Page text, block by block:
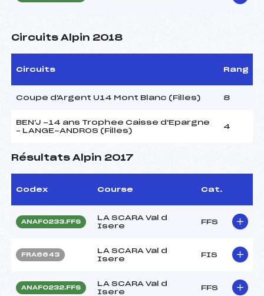
Circuits Alpin 2018
Circuits Rang
Coupe d'Argent U14 Mont Blanc (Filles) 8
BEN'J -14 ans Trophee Caisse d'Epargne
– LANGE-ANDROS (Filles)
4
Résultats Alpin 2017
Codex Course Cat.
ANAF0233.FFS
LA SCARA Val d
Isere
FFS
FRA6643
LA SCARA Val d
Isere
FIS
ANAF0232.FFS
LA SCARA Val d
Isere
FFS